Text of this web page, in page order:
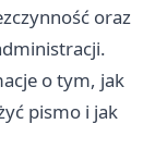
oraz
o tym, jak
pismo i jak